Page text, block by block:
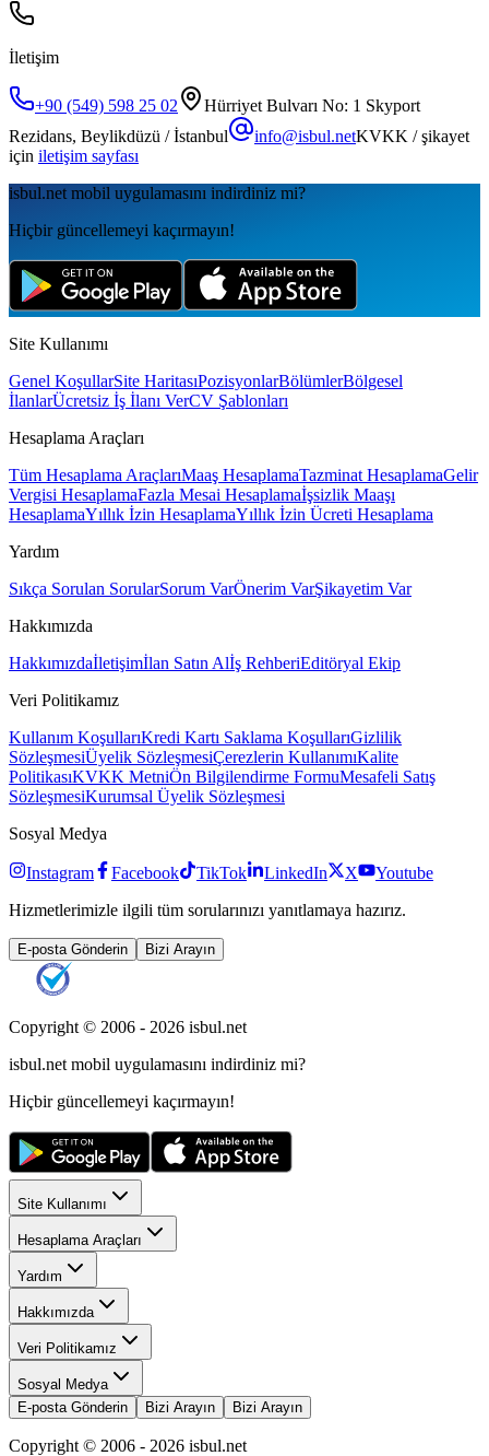
İletişim
+90 (549) 598 25 02
Hürriyet Bulvarı No: 1 Skyport
Rezidans, Beylikdüzü / İstanbul
info@isbul.netKVKK / şikayet
için iletişim sayfası
isbul.net mobil uygulamаsını indirdiniz mi?
Hiçbir güncellemeyi kaçırmayın!
Site Kullanımı
Genel KoşullarSite HaritasıPozisyonlarBölümlerBölgesel
İlanlarÜcretsiz İş İlanı VerCV Şablonları
Hesaplama Araçları
Tüm Hesaplama AraçlarıMaaş HesaplamaTazminat HesaplamaGelir
Vergisi HesaplamaFazla Mesai Hesaplamaİşsizlik Maaşı
HesaplamaYıllık İzin HesaplamaYıllık İzin Ücreti Hesaplama
Yardım
Sıkça Sorulan SorularSorum VarÖnerim VarŞikayetim Var
Hakkımızda
Hakkımızdaİletişimİlan Satın Alİş RehberiEditöryal Ekip
Veri Politikamız
Kullanım KoşullarıKredi Kartı Saklama KoşullarıGizlilik
SözleşmesiÜyelik SözleşmesiÇerezlerin KullanımıKalite
PolitikasıKVKK MetniÖn Bilgilendirme FormuMesafeli Satış
SözleşmesiKurumsal Üyelik Sözleşmesi
Sosyal Medya
Instagram Facebook TikTok LinkedIn X
Youtube
Hizmetlerimizle ilgili tüm sorularınızı yanıtlamaya hazırız.
E-posta Gönderin Bizi Arayın
Copyright © 2006 - 2026 isbul.net
isbul.net mobil uygulamasını indirdiniz mi?
Hiçbir güncellemeyi kaçırmayın!
Site Kullanımı
Hesaplama Araçları
Yardım
Hakkımızda
Veri Politikamız
Sosyal Medya
E-posta Gönderin
Bizi Arayın Bizi Arayın
Copyright © 2006 - 2026 isbul.net